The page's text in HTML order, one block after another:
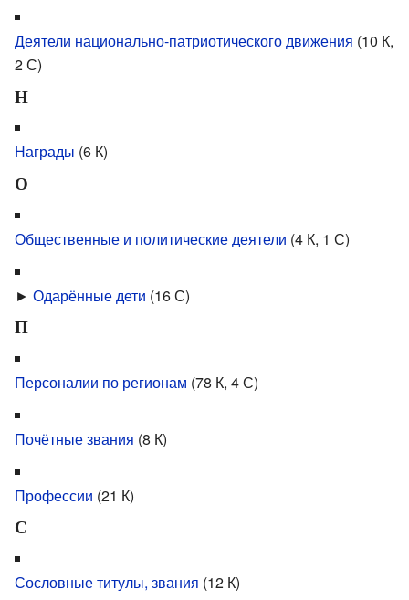
Деятели национально-патриотического движения (10 К,
2 С)
Н
Награды (6 К)
О
Общественные и политические деятели (4 К, 1 С)
► Одарённые дети (16 С)
П
Персоналии по регионам (78 К, 4 С)
Почётные звания (8 К)
Профессии (21 К)
С
Сословные титулы, звания (12 К)